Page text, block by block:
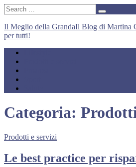
Il Meglio della GrandaIl Blog di Martina
per tutti!
Categoria:
Prodotti e servizi
Le best practice per